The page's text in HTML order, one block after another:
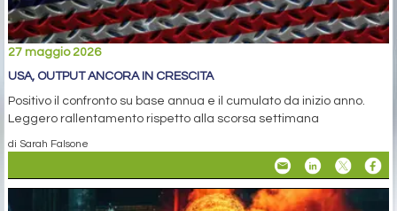
27 maggio 2026
USA, OUTPUT ANCORA IN CRESCITA
Positivo il confronto su base annua e il cumulato da inizio anno.
Leggero rallentamento rispetto alla scorsa settimana
di Sarah Falsone